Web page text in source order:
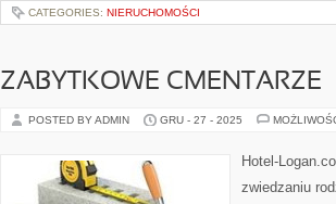
CATEGORIES: NIERUCHOMOŚCI
ZABYTKOWE CMENTARZE
POSTED BY ADMIN GRU - 27 - 2025
Hotel-
zwiedzaniu